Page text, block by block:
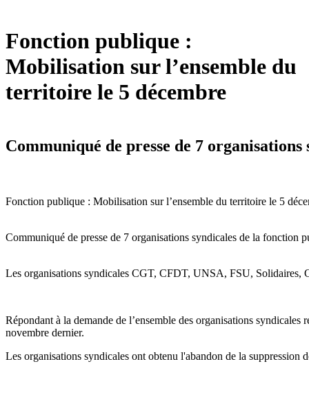
Fonction publique :
Mobilisation sur l’ensemble du
territoire le 5 décembre
Communiqué de presse de 7
Fonction publique : Mobilisation sur l’ensemble du territoire le 5
Communiqué de presse de 7 organisations syndicales de la fonction
Les organisations syndicales CGT, CFDT, UNSA, FSU, Solidaires,
Répondant à la demande de l’ensemble des organisations
novembre dernier.
Les organisations syndicales ont obtenu l'abandon de la